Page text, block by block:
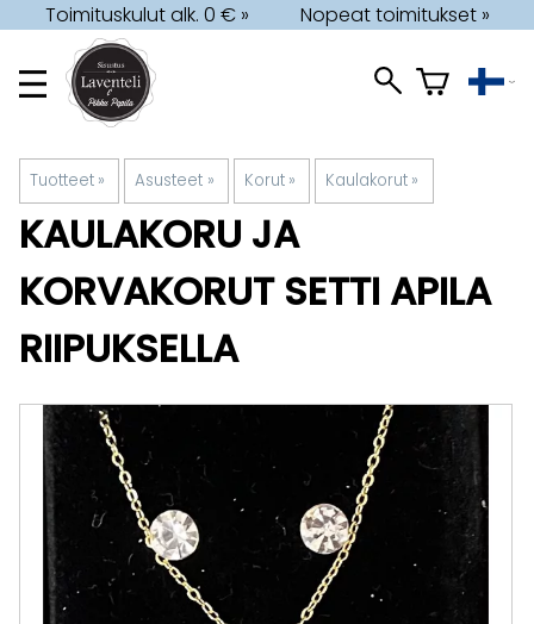
Toimituskulut alk. 0 € » Nopeat toimitukset »
Tuotteet ‪» Asusteet ‪» Korut ‪» Kaulakorut ‪»
KAULAKORU JA
KORVAKORUT SETTI APILA
RIIPUKSELLA